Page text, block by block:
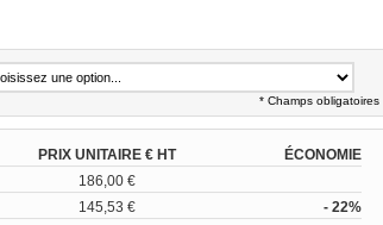
* Champs obligatoires
PRIX UNITAIRE € HT
ÉCONOMIE
186,00 €
145,53 € - 22%